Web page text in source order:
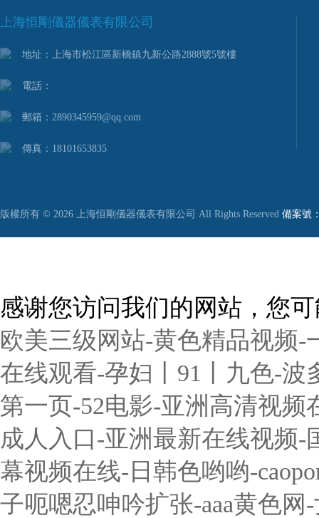
上海恒剛儀器儀表有限公司
地址：上海市松江區新橋鎮九新公路2888號5號樓
電話：
郵箱：2890345959@qq.com
傳真：18101653835
版權所有 © 2026 上海恒剛儀器儀表有限公司 All Rights Reserved 備案號
感谢您访问我们的网站，您
欧美三级网站-黄色精品视频-
在线观看-孕妇丨91丨九色-
第一页-52电影-亚洲高清视
成人入口-亚洲最新在线视频-
幕视频在线-日韩色哟哟-
子呃嗯忍呻吟扩张-aaa黄色